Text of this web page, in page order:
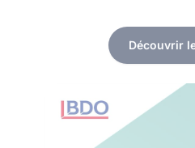
Découvrir